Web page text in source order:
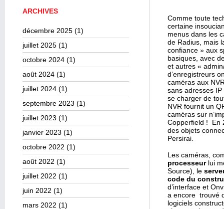
ARCHIVES
décembre 2025 (1)
juillet 2025 (1)
octobre 2024 (1)
août 2024 (1)
juillet 2024 (1)
septembre 2023 (1)
juillet 2023 (1)
janvier 2023 (1)
octobre 2022 (1)
août 2022 (1)
juillet 2022 (1)
juin 2022 (1)
mars 2022 (1)
Comme toute
certaine
menus dans les
de Radius, mais
confiance » aux
basiques, avec
et autres «
d’enregistreurs
caméras aux
sans adresses
se charger de
NVR fournit un
caméras sur
Copperfield ! En
des objets
Persirai.
Les caméras,
processeurlui
Source), le
code du
d’interface et
a encore trouvé
logiciels